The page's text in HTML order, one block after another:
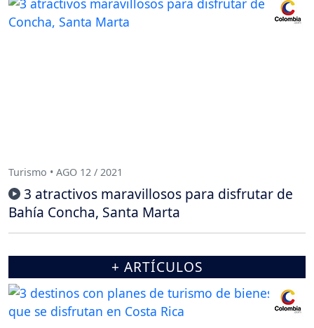
Turismo • AGO 12 / 2021
3 atractivos maravillosos para disfrutar de
Bahía Concha, Santa Marta
+ ARTÍCULOS